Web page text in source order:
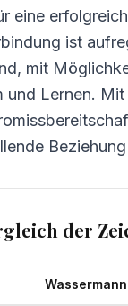
eine
ist
mit
und Lernen. Mit
der
Wassermann